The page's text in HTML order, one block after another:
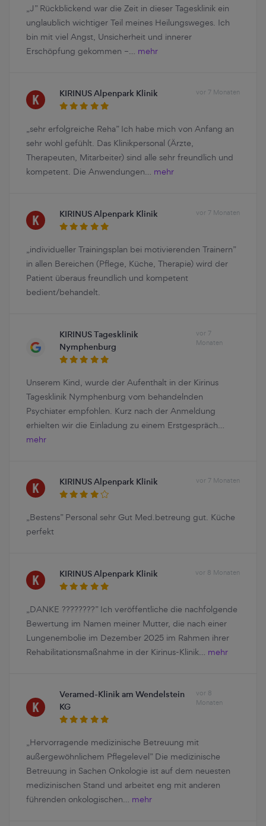
„J” Rückblickend war die Zeit in dieser Tagesklinik ein
unglaublich wichtiger Teil meines Heilungsweges. Ich
bin mit viel Angst, Unsicherheit und innerer
Erschöpfung gekommen –… mehr
KIRINUS Alpenpark Klinik vor 7 Monaten
„sehr erfolgreiche Reha” Ich habe mich von Anfang an
sehr wohl gefühlt. Das Klinikpersonal (Ärzte,
Therapeuten, Mitarbeiter) sind alle sehr freundlich und
kompetent. Die Anwendungen… mehr
KIRINUS Alpenpark Klinik vor 7 Monaten
„individueller Trainingsplan bei motivierenden Trainern”
in allen Bereichen (Pflege, Küche, Therapie) wird der
Patient überaus freundlich und kompetent
bedient/behandelt.
KIRINUS Tagesklinik
Nymphenburg
vor 7
Monaten
Unserem Kind, wurde der Aufenthalt in der Kirinus
Tagesklinik Nymphenburg vom behandelnden
Psychiater empfohlen. Kurz nach der Anmeldung
erhielten wir die Einladung zu einem Erstgespräch…
mehr
KIRINUS Alpenpark Klinik vor 7 Monaten
„Bestens” Personal sehr Gut Med.betreung gut. Küche
perfekt
KIRINUS Alpenpark Klinik vor 8 Monaten
„DANKE ????????” Ich veröffentliche die nachfolgende
Bewertung im Namen meiner Mutter, die nach einer
Lungenembolie im Dezember 2025 im Rahmen ihrer
Rehabilitationsmaßnahme in der Kirinus-Klinik… mehr
Veramed-Klinik am Wendelstein
KG
vor 8
Monaten
„Hervorragende medizinische Betreuung mit
außergewöhnlichem Pflegelevel” Die medizinische
Betreuung in Sachen Onkologie ist auf dem neuesten
medizinischen Stand und arbeitet eng mit anderen
führenden onkologischen… mehr